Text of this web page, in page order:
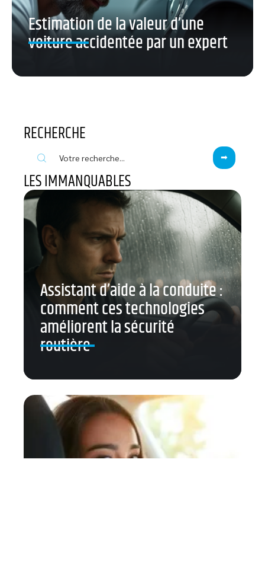
Estimation de la valeur d’une
voiture accidentée par un expert
RECHERCHE
LES IMMANQUABLES
Assistant d’aide à la conduite :
comment ces technologies
améliorent la sécurité
routière